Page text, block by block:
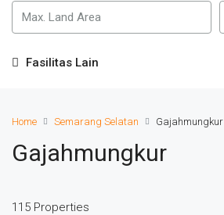
Fasilitas Lain
Home Semarang Selatan Gajahmungkur
Gajahmungkur
115 Properties